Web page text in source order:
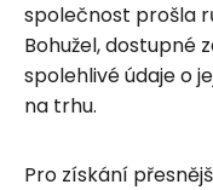
společnost prošla
Bohužel, dostupné
spolehlivé údaje o
na trhu.
Pro získání